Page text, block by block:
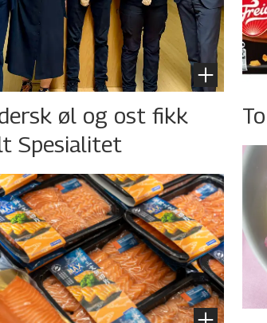
øl og ost fikk
Spesialitet